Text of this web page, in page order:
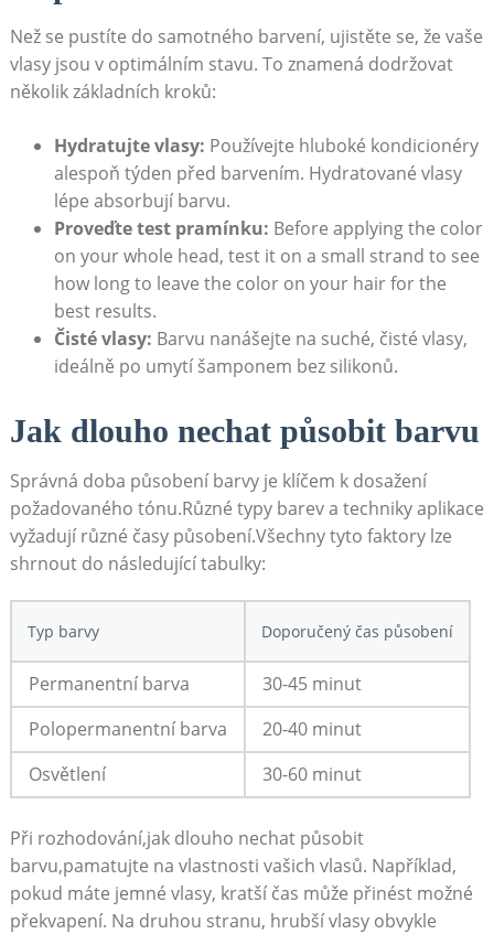
Než se‌ pustíte do samotného barvení,‍ ujistěte ⁤se,​ že vaše
vlasy jsou v optimálním stavu. To znamená dodržovat
několik‌ základních kroků:
Hydratujte vlasy: Používejte hluboké kondicionéry
alespoň týden před barvením. Hydratované‌ vlasy
lépe absorbují barvu.
Proveďte test pramínku: Before applying the color
on your whole head, test it on a ‍small​ strand ⁣to see
how long to ​leave the color on​ your hair for the​
best results.
Čisté vlasy: Barvu nanášejte na​ suché, čisté​ vlasy,
ideálně po ⁢umytí šamponem bez silikonů.
Jak dlouho nechat působit barvu
Správná​ doba působení barvy je klíčem k dosažení
požadovaného⁢ tónu.Různé ‍typy‌ barev a techniky aplikace
vyžadují různé časy působení.Všechny tyto faktory ⁣lze
‌shrnout do následující⁣ tabulky:
Typ barvy Doporučený čas působení
Permanentní barva
30-45 minut
Polopermanentní barva
20-40 minut
Osvětlení
30-60 minut
Při‌ rozhodování,jak dlouho nechat působit
barvu,pamatujte na ‌vlastnosti vašich vlasů. Například,
pokud máte jemné vlasy, kratší čas může​ přinést možné
překvapení. Na⁤ druhou stranu, hrubší vlasy obvykle